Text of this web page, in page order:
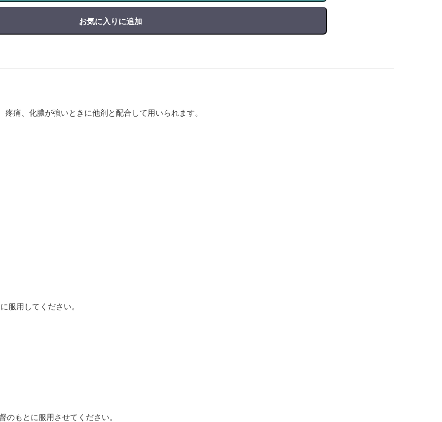
お気に入りに追加
痛、化膿が強いときに他剤と配合して用いられます。
服用してください。
のもとに服用させてください。